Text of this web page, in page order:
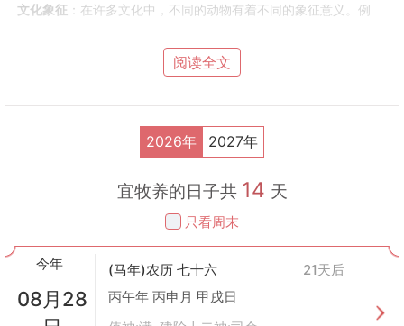
文化象征 ：在许多文化中，不同的动物有着不同的象征意义。例
：对于以农耕为主的社会来说，稳定的畜牧业能够确保食
2. 牧养的种类
：主要包括猪、牛、羊、鸡等家禽家畜的饲养。这些动物
在古代社会中占据了主导地位，至今仍是主要的畜牧对象。
物，如蜜蜂、蚕等，这些虽然不直接作为食物来源，但其产品如蜂
：部分地区会尝试将某些野生动物进行驯化，使之成
为可以饲养的家畜，这既是对资源的开发，也反映了人类与自然的
关系。
择日宜忌：在选择进行牧养活动的日子时，古人会参考黄历上的吉
阅读全文
2026年 2027年
宜牧养的日子共 14 天
只看周末
今年
08月28
(马年)农历 七十六
21天后
丙午年 丙申月 甲戌日